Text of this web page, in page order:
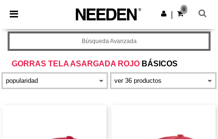
× App de Needen
¡Mejores precios en app!
Descargar app
0
GORRAS TELA ASARGADA ROJO BÁSICOS
Búsqueda Avanzada